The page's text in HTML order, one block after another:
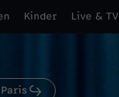
Kinder Live & TV